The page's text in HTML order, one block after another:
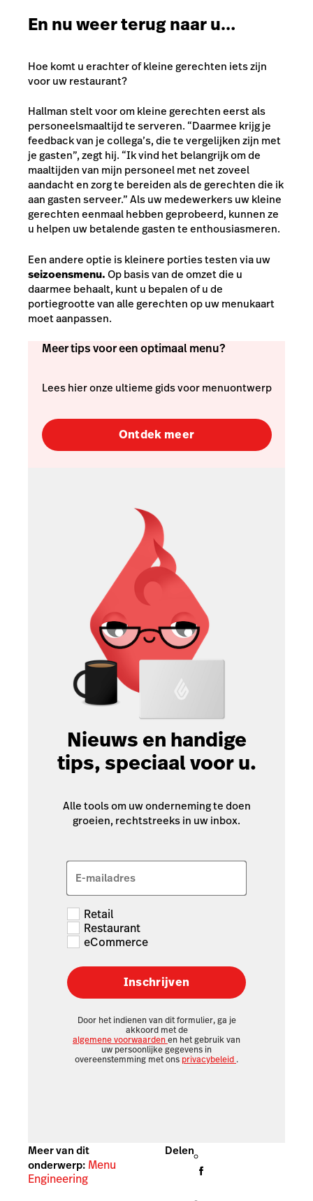
En nu weer terug naar u…
Hoe komt u erachter of kleine gerechten iets zijn
voor uw restaurant?
Hallman stelt voor om kleine gerechten eerst als
personeelsmaaltijd te serveren. “Daarmee krijg je
feedback van je collega’s, die te vergelijken zijn met
je gasten”, zegt hij. “Ik vind het belangrijk om de
maaltijden van mijn personeel met net zoveel
aandacht en zorg te bereiden als de gerechten die ik
aan gasten serveer.” Als uw medewerkers uw kleine
gerechten eenmaal hebben geprobeerd, kunnen ze
u helpen uw betalende gasten te enthousiasmeren.
Een andere optie is kleinere porties testen via uw
seizoensmenu.Op basis van de omzet die u
daarmee behaalt, kunt u bepalen of u de
portiegrootte van alle gerechten op uw menukaart
moet aanpassen.
Meer tips voor een optimaal menu?
Lees hier onze ultieme gids voor menuontwerp
Ontdek meer
Nieuws en handige
tips, speciaal voor u.
Alle tools om uw onderneming te doen
groeien, rechtstreeks in uw inbox.
E-mailadres
Retail
Restaurant
eCommerce
Inschrijven
Door het indienen van dit formulier, ga je
akkoord met de
algemene voorwaardenen het gebruik van
uw persoonlijke gegevens in
overeenstemming met ons privacybeleid .
Meer van dit
onderwerp: Menu
Engineering
Delen